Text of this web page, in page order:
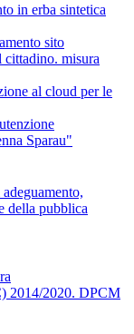
in erba sintetica
sito
misura
al cloud per le
Sparau"
della pubblica
2014/2020. DPCM